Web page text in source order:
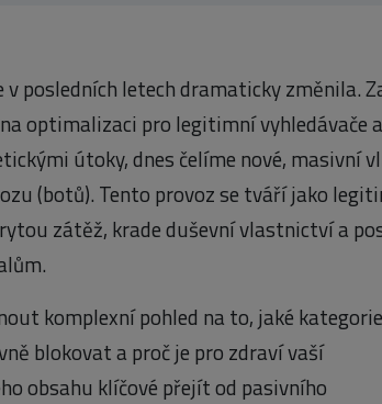
v posledních letech dramaticky změnila.
optimalizaci pro legitimní vyhledávače a
útoky, dnes čelíme nové, masivní
(botů). Tento provoz se tváří jako
zátěž, krade duševní vlastnictví a
komplexní pohled na to, jaké
blokovat a proč je pro zdraví vaší
obsahu klíčové přejít od pasivního